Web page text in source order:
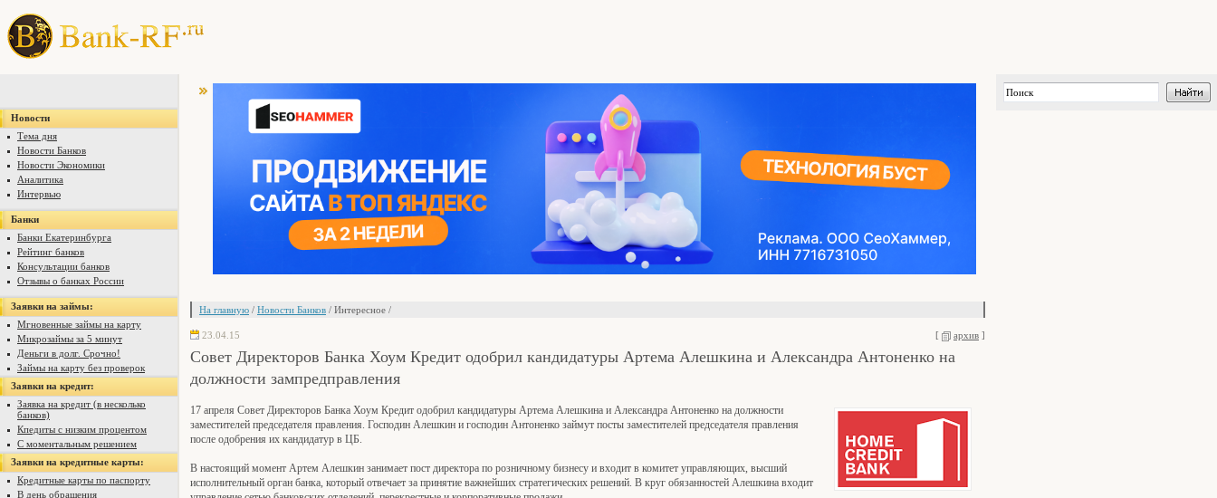
Новости
Тема дня
Новости Банков
Новости Экономики
Аналитика
Интервью
Банки
Банки Екатеринбурга
Рейтинг банков
Консультации банков
Отзывы о банках России
Заявки на займы:
Мгновенные займы на карту
Микрозаймы за 5 минут
Деньги в долг. Срочно!
Займы на карту без проверок
Заявки на кредит:
Заявка на кредит (в несколько
банков)
Кпедиты с низким процентом
С моментальным решением
Заявки на кредитные карты:
Кредитные карты по паспорту
В день обращения
На главную / Новости Банков / Интересное /
[ архив ]
23.04.15
Совет Директоров Банка Хоум Кредит одобрил кандидатуры Артема Алешкина и Александра Антоненко на
должности зампредправления
17 апреля Совет Директоров Банка Хоум Кредит одобрил кандидатуры Артема Алешкина и Александра Антоненко на должности
заместителей председателя правления. Господин Алешкин и господин Антоненко займут посты заместителей председателя правления
после одобрения их кандидатур в ЦБ.
В настоящий момент Артем Алешкин занимает пост директора по розничному бизнесу и входит в комитет управляющих, высший
исполнительный орган банка, который отвечает за принятие важнейших стратегических решений. В круг обязанностей Алешкина входит